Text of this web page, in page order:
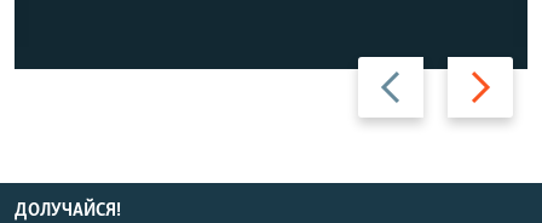
Назад Вперед
ДОЛУЧАЙСЯ!